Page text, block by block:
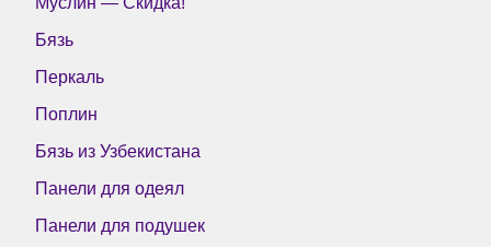
Бязь
Перкаль
Поплин
Бязь из Узбекистана
Панели для одеял
Панели для подушек